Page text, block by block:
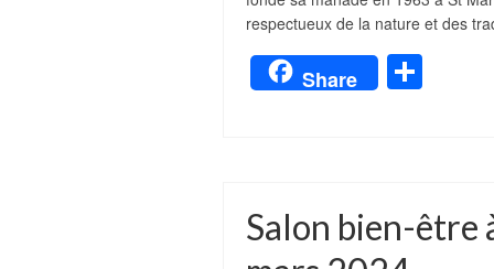
respectueux de la nature et des
Share
Salon bien-être